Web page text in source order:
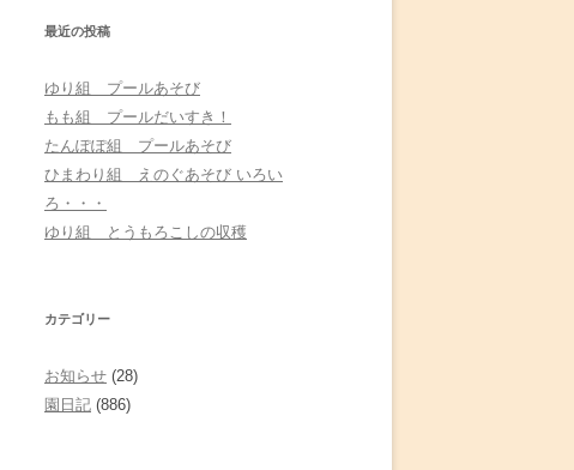
最近の投稿
ゆり組 プールあそび
もも組 プールだいすき！
たんぽぽ組 プールあそび
ひまわり組 えのぐあそび いろい
ろ・・・
ゆり組 とうもろこしの収穫
カテゴリー
お知らせ (28)
園日記 (886)